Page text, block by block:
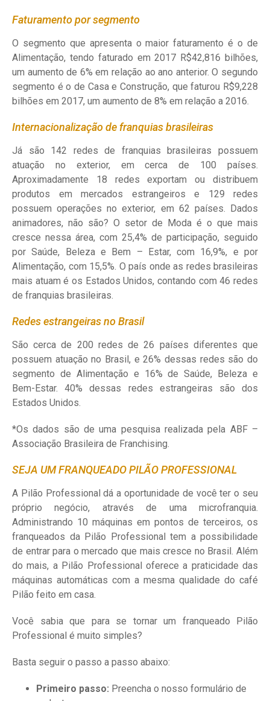
Faturamento por segmento
O segmento que apresenta o maior faturamento é o de
Alimentação, tendo faturado em 2017 R$42,816 bilhões,
um aumento de 6% em relação ao ano anterior. O segundo
segmento é o de Casa e Construção, que faturou R$9,228
bilhões em 2017, um aumento de 8% em relação a 2016.
Internacionalização de franquias brasileiras
Já são 142 redes de franquias brasileiras possuem
atuação no exterior, em cerca de 100 países.
Aproximadamente 18 redes exportam ou distribuem
produtos em mercados estrangeiros e 129 redes
possuem operações no exterior, em 62 países. Dados
animadores, não são? O setor de Moda é o que mais
cresce nessa área, com 25,4% de participação, seguido
por Saúde, Beleza e Bem – Estar, com 16,9%, e por
Alimentação, com 15,5%. O país onde as redes brasileiras
mais atuam é os Estados Unidos, contando com 46 redes
de franquias brasileiras.
Redes estrangeiras no Brasil
São cerca de 200 redes de 26 países diferentes que
possuem atuação no Brasil, e 26% dessas redes são do
segmento de Alimentação e 16% de Saúde, Beleza e
Bem-Estar. 40% dessas redes estrangeiras são dos
Estados Unidos.
*Os dados são de uma pesquisa realizada pela ABF –
Associação Brasileira de Franchising.
SEJA UM FRANQUEADO PILÃO PROFESSIONAL
A Pilão Professional dá a oportunidade de você ter o seu
próprio negócio, através de uma microfranquia.
Administrando 10 máquinas em pontos de terceiros, os
franqueados da Pilão Professional tem a possibilidade
de entrar para o mercado que mais cresce no Brasil. Além
do mais, a Pilão Professional oferece a praticidade das
máquinas automáticas com a mesma qualidade do café
Pilão feito em casa.
Você sabia que para se tornar um franqueado Pilão
Professional é muito simples?
Basta seguir o passo a passo abaixo:
Primeiro passo: Preencha o nosso formulário de